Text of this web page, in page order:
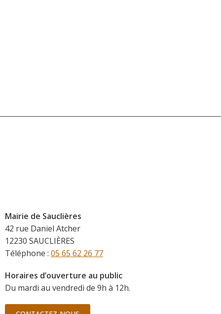
Mairie de Sauclières
42 rue Daniel Atcher
12230 SAUCLIÈRES
Téléphone : 05 65 62 26 77
Horaires d’ouverture au public
Du mardi au vendredi de 9h à 12h.